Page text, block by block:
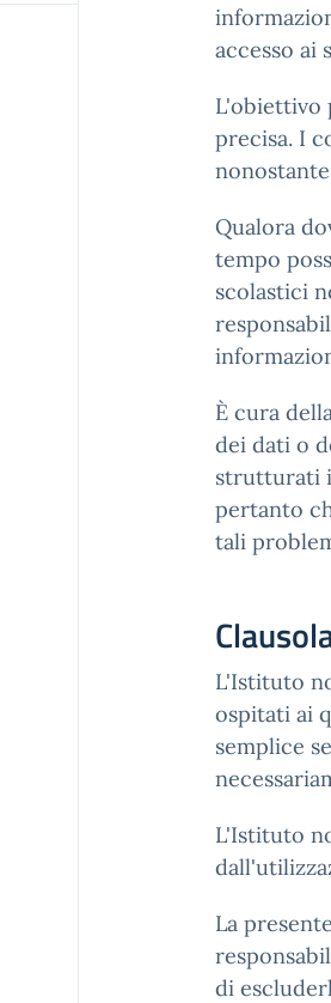
accesso ai
L'obiettivo
precisa. I
Qualora
tempo
scolastici
È cura
dei dati o
strutturati
pertanto
tali
L'Istituto
ospitati ai
semplice
L'Istituto
La
di